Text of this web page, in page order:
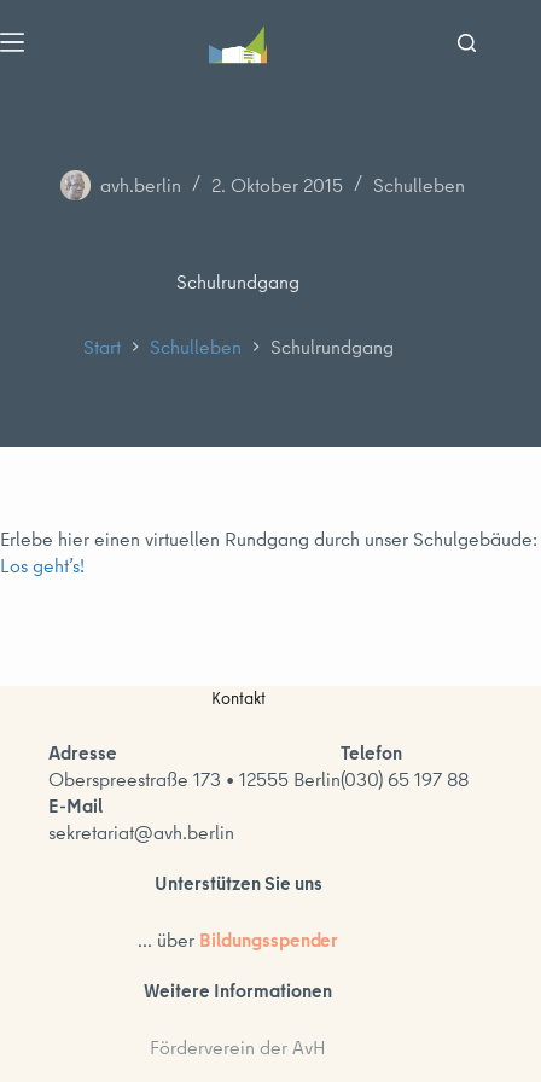
Inhalt
avh.berlin 2. Oktober 2015 Schulleben
Schulrundgang
Start Schulleben Schulrundgang
Erlebe hier einen virtuellen Rundgang durch unser Schulgebäude:
Los geht’s!
Kontakt
Adresse
Oberspreestraße 173 • 12555 Berlin
Telefon
(030) 65 197 88
E-Mail
sekretariat@avh.berlin
Unterstützen Sie uns
... über Bildungsspender
Weitere Informationen
Förderverein der AvH